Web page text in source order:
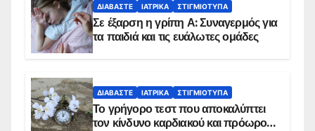
ΔΙΑΒΆΣΤΕ ΙΑΤΡΙΚΆ ΣΤΙΓΜΙΌΤΥΠΑ
Σε έξαρση η γρίπη Α: Συναγερμός για
τα παιδιά και τις ευάλωτες ομάδες
ΔΙΑΒΆΣΤΕ ΙΑΤΡΙΚΆ ΣΤΙΓΜΙΌΤΥΠΑ
Το γρήγορο τεστ που αποκαλύπτει
τον κίνδυνο καρδιακού και πρόωρου